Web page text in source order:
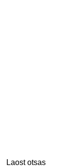
Laost otsas